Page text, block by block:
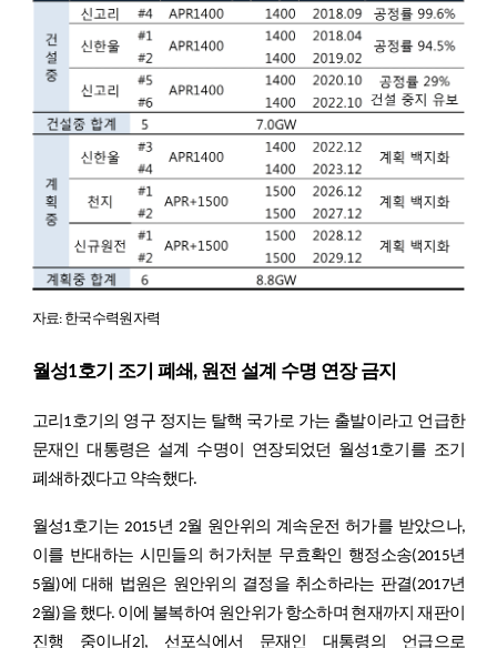
자료: 한국수력원자력
월성1호기 조기 폐쇄, 원전 설계 수명 연장 금지
고리1호기의 영구 정지는 탈핵 국가로 가는 출발이라고 언급한
문재인 대통령은 설계 수명이 연장되었던 월성1호기를 조기
폐쇄하겠다고 약속했다.
월성1호기는 2015년 2월 원안위의 계속운전 허가를 받았으나,
이를 반대하는 시민들의 허가처분 무효확인 행정소송(2015년
5월)에 대해 법원은 원안위의 결정을 취소하라는 판결(2017년
2월)을 했다. 이에 불복하여 원안위가 항소하며 현재까지 재판이
진행 중이나[2] , 선포식에서 문재인 대통령의 언급으로